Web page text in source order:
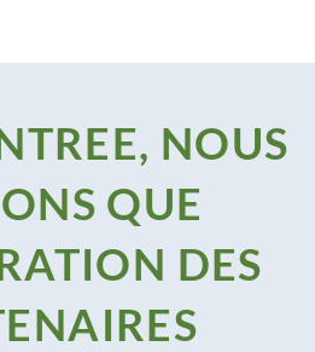
NOUS
QUE
DES